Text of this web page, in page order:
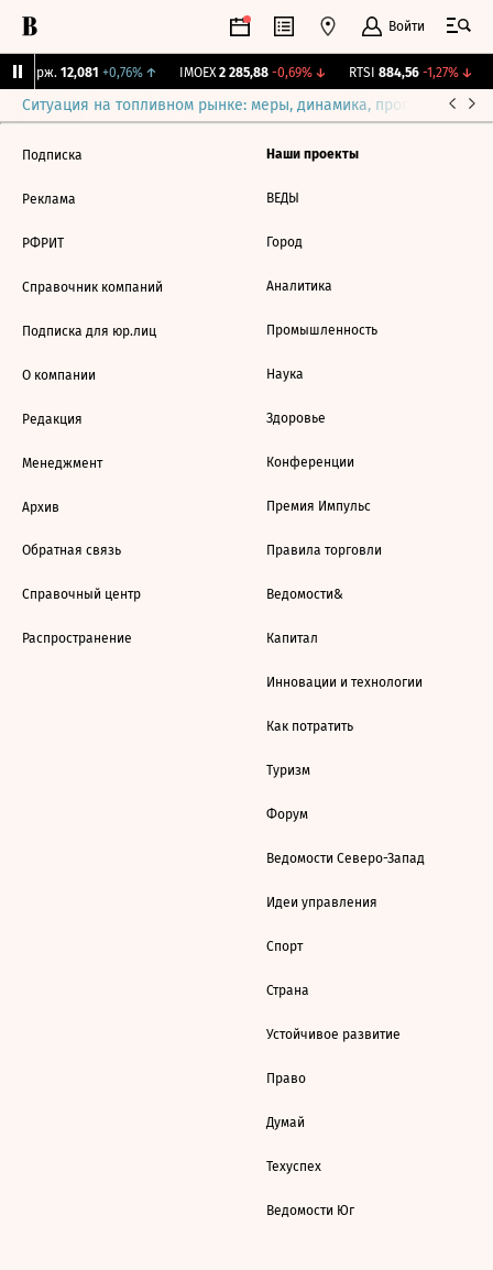
Войти
Бирж. 12,081 +0,76%↑ IMOEX 2 285,88 -0,69%↓ RTSI 884,56 -1,27%↓
Ситуация на топливном рынке: меры, динамика, прогнозы
Подписка
Реклама
РФРИТ
Справочник компаний
Подписка для юр.лиц
О компании
Редакция
Менеджмент
Архив
Обратная связь
Справочный центр
Распространение
Наши проекты
ВЕДЫ
Город
Аналитика
Промышленность
Наука
Здоровье
Конференции
Премия Импульс
Правила торговли
Ведомости&
Капитал
Инновации и технологии
Как потратить
Туризм
Форум
Ведомости Северо-Запад
Идеи управления
Спорт
Страна
Устойчивое развитие
Право
Думай
Техуспех
Ведомости Юг